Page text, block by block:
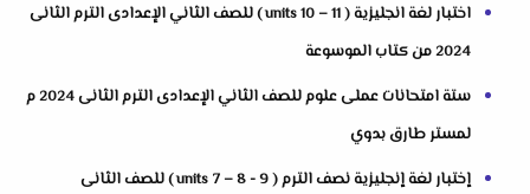
اختبار لغة انجليزية ( units 10 – 11 ) للصف الثاني الإعدادى الترم الثانى
2024 من كتاب الموسوعة
ستة امتحانات عملى علوم للصف الثاني الإعدادى الترم الثانى 2024 م
لمستر طارق بدوي
إختبار لغة إنجليزية نصف الترم ( units 7 – 8 - 9 ) للصف الثانى